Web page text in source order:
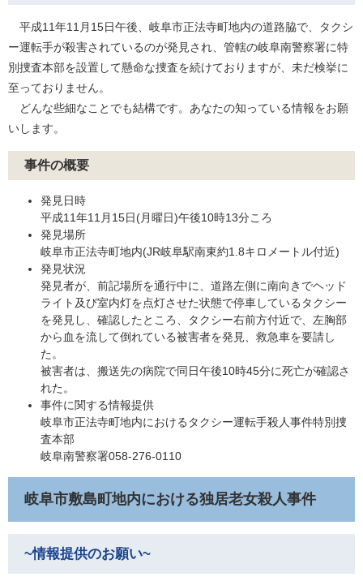
平成11年11月15日午後、岐阜市正法寺町地内の道路脇で、タクシ
ー運転手が殺害されているのが発見され、管轄の岐阜南警察署に特
別捜査本部を設置して懸命な捜査を続けておりますが、未だ検挙に
至っておりません。
どんな些細なことでも結構です。あなたの知っている情報をお願
いします。
事件の概要
発見日時
平成11年11月15日(月曜日)午後10時13分ころ
発見場所
岐阜市正法寺町地内(JR岐阜駅南東約1.8キロメートル付近)
発見状況
発見者が、前記場所を通行中に、道路左側に南向きでヘッド
ライト及び室内灯を点灯させた状態で停車しているタクシー
を発見し、確認したところ、タクシー右前方付近で、左胸部
から血を流して倒れている被害者を発見、救急車を要請し
た。
被害者は、搬送先の病院で同日午後10時45分に死亡が確認さ
れた。
事件に関する情報提供
岐阜市正法寺町地内におけるタクシー運転手殺人事件特別捜
査本部
岐阜南警察署058-276-0110
岐阜市敷島町地内における独居老女殺人事件
~情報提供のお願い~